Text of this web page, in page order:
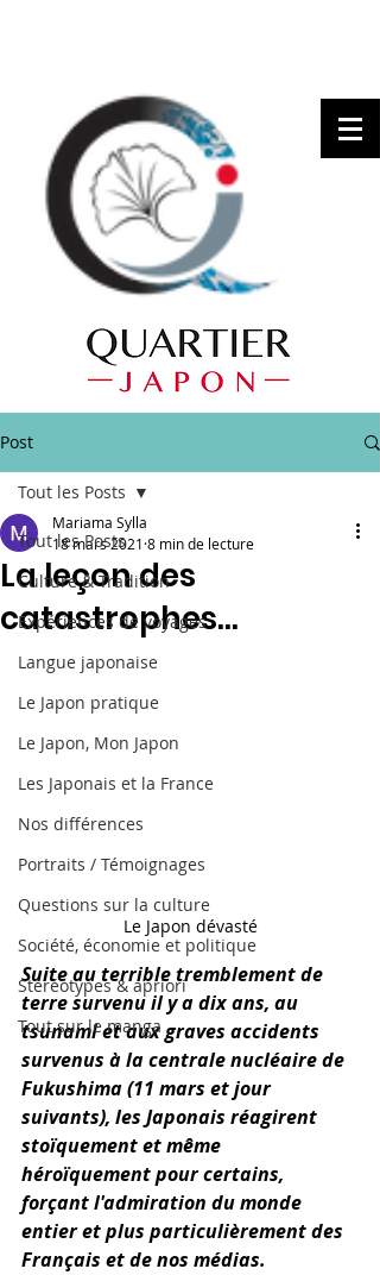
Post
Tout les Posts
Culture & Tradition
Expériences de voyages
Langue japonaise
Le Japon pratique
Le Japon, Mon Japon
Les Japonais et la France
Nos différences
Portraits / Témoignages
Questions sur la culture
Société, économie et politique
Stéréotypes & apriori
Tout sur le manga
Tout les Posts
La leçon des
catastrophes...
Mariama Sylla
18 mars 2021 8 min de lecture
Le Japon dévasté
Suite au terrible tremblement de
terre survenu il y a dix ans, au
tsunami et aux graves accidents
survenus à la centrale nucléaire de
Fukushima (11 mars et jour
suivants), les Japonais réagirent
stoïquement et même
héroïquement pour certains,
forçant l'admiration du monde
entier et plus particulièrement des
Français et de nos médias.